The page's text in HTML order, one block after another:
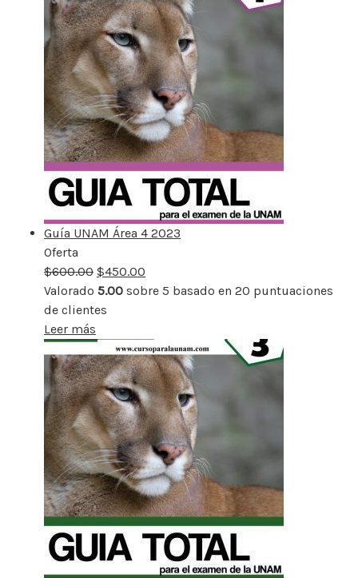
Guía UNAM Área 4 2023
Oferta
rebajado
$600.00 $450.00
Valorado 5.00 sobre 5 basado en 20 puntuaciones
de clientes
Leer más